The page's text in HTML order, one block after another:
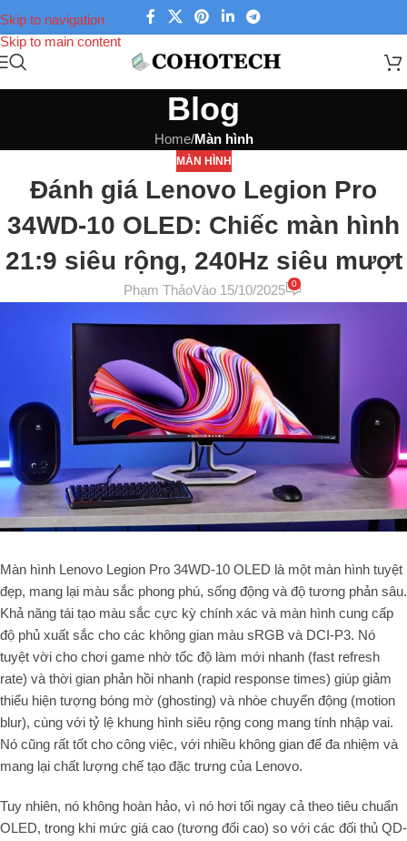
Skip to navigation
Skip to main content
Blog
Home/Màn hình
MÀN HÌNH
Đánh giá Lenovo Legion Pro
34WD-10 OLED: Chiếc màn hình
21:9 siêu rộng, 240Hz siêu mượt
Phạm ThảoVào 15/10/2025 0
Màn hình Lenovo Legion Pro 34WD-10 OLED là một màn hình tuyệt
đẹp, mang lại màu sắc phong phú, sống động và độ tương phản sâu.
Khả năng tái tạo màu sắc cực kỳ chính xác và màn hình cung cấp
độ phủ xuất sắc cho các không gian màu sRGB và DCI-P3. Nó
tuyệt vời cho chơi game nhờ tốc độ làm mới nhanh (fast refresh
rate) và thời gian phản hồi nhanh (rapid response times) giúp giảm
thiểu hiện tượng bóng mờ (ghosting) và nhòe chuyển động (motion
blur), cùng với tỷ lệ khung hình siêu rộng cong mang tính nhập vai.
Nó cũng rất tốt cho công việc, với nhiều không gian để đa nhiệm và
mang lại chất lượng chế tạo đặc trưng của Lenovo.
Tuy nhiên, nó không hoàn hảo, vì nó hơi tối ngay cả theo tiêu chuẩn
OLED, trong khi mức giá cao (tương đối cao) so với các đối thủ QD-